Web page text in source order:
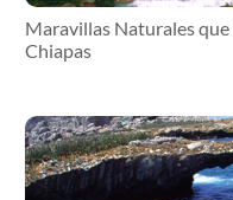
Maravillas Naturales
Chiapas